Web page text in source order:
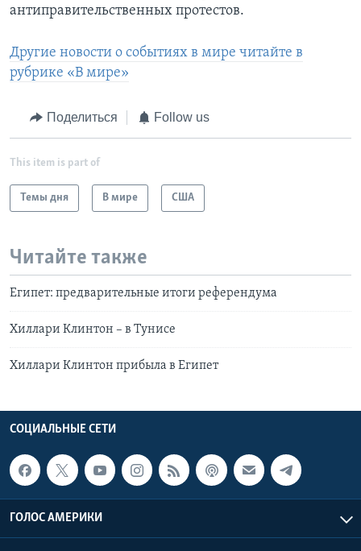
антиправительственных протестов.
Другие новости о событиях в мире читайте в
рубрике «В мире»
Поделиться Follow us
This item is part of
Темы дня В мире США
Читайте также
Египет: предварительные итоги референдума
Хиллари Клинтон – в Тунисе
Хиллари Клинтон прибыла в Египет
СОЦИАЛЬНЫЕ СЕТИ
ГОЛОС АМЕРИКИ